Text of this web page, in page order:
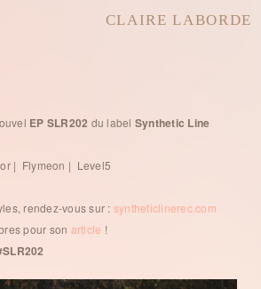
CLAIRE LABORDE
EP SLR202 du label Synthetic Line
| Flymeon | Level5
rendez-vous sur : syntheticlinerec.com
pour son article !